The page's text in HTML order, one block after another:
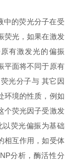
中的荧光分子在受
荧光，如果在激发
有激发光的偏振
平面将不同于原有
光分子与 其它因
环境的性质，例如
个荧光因子受激发
以荧光偏振为基础
相互作用，如受体
分析，酶活性分